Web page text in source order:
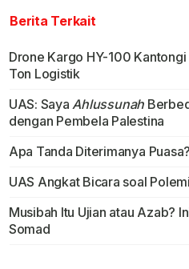
Berita Terkait
Drone Kargo HY-100
Ton Logistik
UAS: SayaAhlussunah
dengan Pembela Palestina
Apa Tanda Diterimanya
UAS Angkat Bicara soal
Musibah Itu Ujian atau Azab?
Somad